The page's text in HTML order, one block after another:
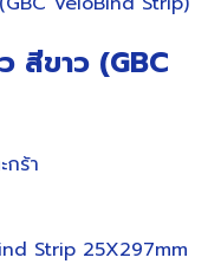
สีขาว (GBC
กร้า